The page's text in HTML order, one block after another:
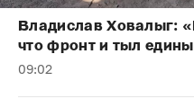
Владислав Ховалыг:
что фронт и тыл
09:02